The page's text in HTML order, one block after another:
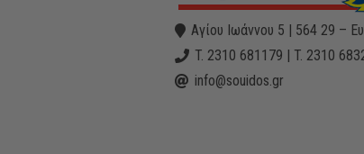
Αγίου Ιωάννου 5 | 564 29 –
T. 2310 681179 | T. 2310
info@souidos.gr